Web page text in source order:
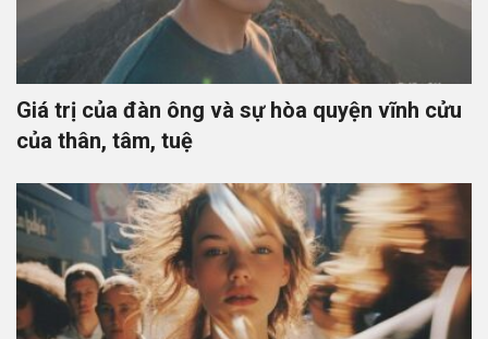
Giá trị của đàn ông và sự hòa quyện vĩnh cửu
của thân, tâm, tuệ